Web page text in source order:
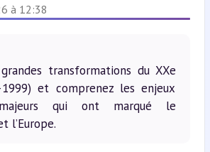
à 12:38
transformations du XXe
et comprenez les enjeux
majeurs qui ont marqué le
l’Europe.